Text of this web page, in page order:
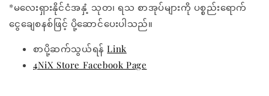
*မလေးရှားနိုင်ငံအနှံ့ သုတ၊ ရသ စာအုပ်များကို ပစ္စည်းရောက်
ငွေချေစနစ်ဖြင့် ပို့ဆောင်ပေးပါသည်။
စာပို့ဆက်သွယ်ရန်Link
4NiX Store Facebook Page